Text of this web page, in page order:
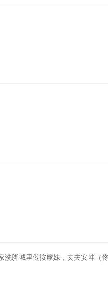
洗脚城里做按摩妹，丈夫安坤（